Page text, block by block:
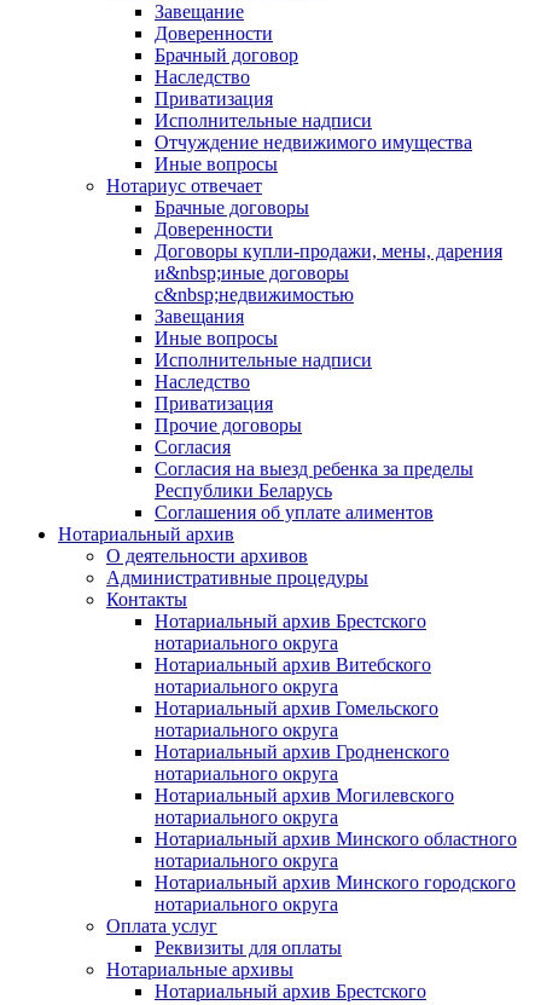
Завещание
Доверенности
Брачный договор
Наследство
Приватизация
Исполнительные надписи
Отчуждение недвижимого имущества
Иные вопросы
Нотариус отвечает
Брачные договоры
Доверенности
Договоры купли-продажи, мены, дарения
и&nbsp;иные договоры
с&nbsp;недвижимостью
Завещания
Иные вопросы
Исполнительные надписи
Наследство
Приватизация
Прочие договоры
Согласия
Согласия на выезд ребенка за пределы
Республики Беларусь
Соглашения об уплате алиментов
Нотариальный архив
О деятельности архивов
Административные процедуры
Контакты
Нотариальный архив Брестского
нотариального округа
Нотариальный архив Витебского
нотариального округа
Нотариальный архив Гомельского
нотариального округа
Нотариальный архив Гродненского
нотариального округа
Нотариальный архив Могилевского
нотариального округа
Нотариальный архив Минского областного
нотариального округа
Нотариальный архив Минского городского
нотариального округа
Оплата услуг
Реквизиты для оплаты
Нотариальные архивы
Нотариальный архив Брестского